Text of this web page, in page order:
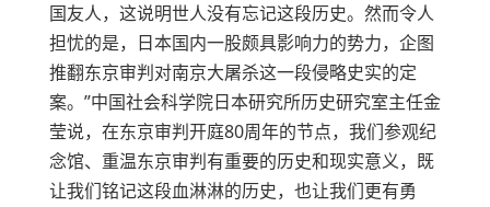
国友人，这说明世人没有忘记这段历史。然而令人
担忧的是，日本国内一股颇具影响力的势力，企图
推翻东京审判对南京大屠杀这一段侵略史实的定
案。”中国社会科学院日本研究所历史研究室主任金
莹说，在东京审判开庭80周年的节点，我们参观纪
念馆、重温东京审判有重要的历史和现实意义，既
让我们铭记这段血淋淋的历史，也让我们更有勇